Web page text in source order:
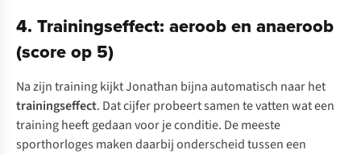
4. Trainingseffect: aeroob en anaeroob
(score op 5)
Na zijn training kijkt Jonathan bijna automatisch naar het
trainingseffect. Dat cijfer probeert samen te vatten wat een
training heeft gedaan voor je conditie. De meeste
sporthorloges maken daarbij onderscheid tussen een